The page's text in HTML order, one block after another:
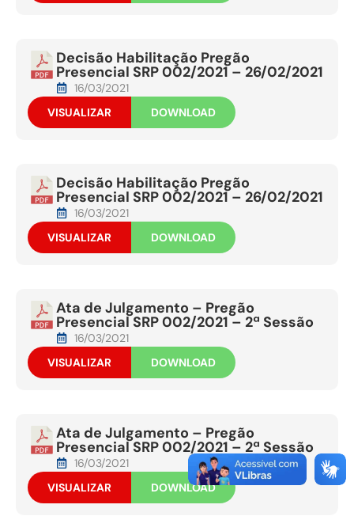
Decisão Habilitação Pregão
Presencial SRP 002/2021 – 26/02/2021
16/03/2021
VISUALIZAR
DOWNLOAD
Decisão Habilitação Pregão
Presencial SRP 002/2021 – 26/02/2021
16/03/2021
VISUALIZAR
DOWNLOAD
Ata de Julgamento – Pregão
Presencial SRP 002/2021 – 2ª Sessão
16/03/2021
VISUALIZAR
DOWNLOAD
Ata de Julgamento – Pregão
Presencial SRP 002/2021 – 2ª Sessão
16/03/2021
VISUALIZAR
DOWNLOAD